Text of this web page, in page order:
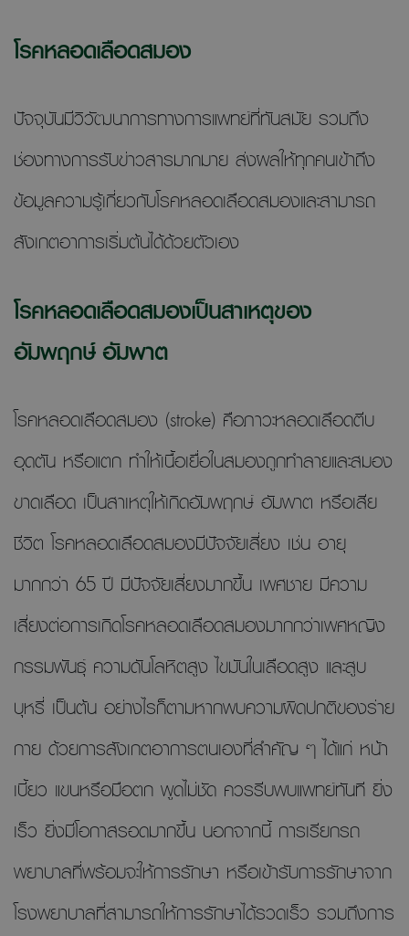
โรคหลอดเลือดสมอง
ปัจจุบันมีวิวัฒนาการทางการแพทย์ที่ทันสมัย รวมถึง
ช่องทางการรับข่าวสารมากมาย ส่งผลให้ทุกคนเข้าถึง
ข้อมูลความรู้เกี่ยวกับโรคหลอดเลือดสมองและสามารถ
สังเกตอาการเริ่มต้นได้ด้วยตัวเอง
โรคหลอดเลือดสมองเป็นสาเหตุของ
อัมพฤกษ์ อัมพาต
โรคหลอดเลือดสมอง (stroke) คือภาวะหลอดเลือดตีบ
อุดตัน หรือแตก ทำให้เนื้อเยื่อในสมองถูกทำลายและสมอง
ขาดเลือด เป็นสาเหตุให้เกิดอัมพฤกษ์ อัมพาต หรือเสีย
ชีวิต โรคหลอดเลือดสมองมีปัจจัยเสี่ยง เช่น อายุ
มากกว่า 65 ปี มีปัจจัยเสี่ยงมากขึ้น เพศชาย มีความ
เสี่ยงต่อการเกิดโรคหลอดเลือดสมองมากกว่าเพศหญิง
กรรมพันธุ์ ความดันโลหิตสูง ไขมันในเลือดสูง และสูบ
บุหรี่ เป็นต้น อย่างไรก็ตามหากพบความผิดปกติของร่าย
กาย ด้วยการสังเกตอาการตนเองที่สำคัญ ๆ ได้แก่ หน้า
เบี้ยว แขนหรือมือตก พูดไม่ชัด ควรรีบพบแพทย์ทันที ยิ่ง
เร็ว ยิ่งมีโอกาสรอดมากขึ้น นอกจากนี้ การเรียกรถ
พยาบาลที่พร้อมจะให้การรักษา หรือเข้ารับการรักษาจาก
โรงพยาบาลที่สามารถให้การรักษาได้รวดเร็ว รวมถึงการ